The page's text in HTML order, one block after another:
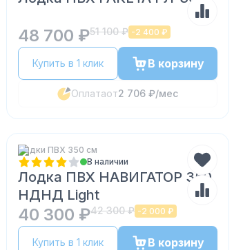
48 700 ₽51 100 ₽ -2 400 ₽
Купить в 1 клик В корзину
Оплатаот2 706 ₽/мес
Лодки ПВХ 350 см
В наличии
Лодка ПВХ НАВИГАТОР 350
НДНД Light
40 300 ₽42 300 ₽ -2 000 ₽
Купить в 1 клик В корзину